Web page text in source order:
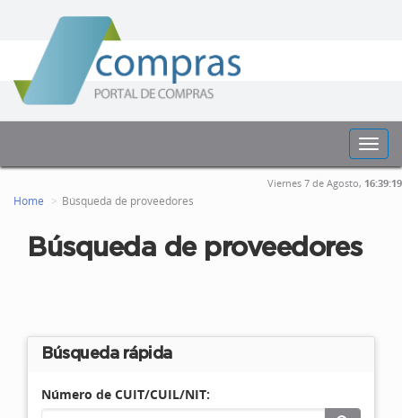
Viernes 7 de Agosto, 16:39:19
Home Búsqueda de proveedores
Búsqueda de proveedores
Búsqueda rápida
Número de CUIT/CUIL/NIT: